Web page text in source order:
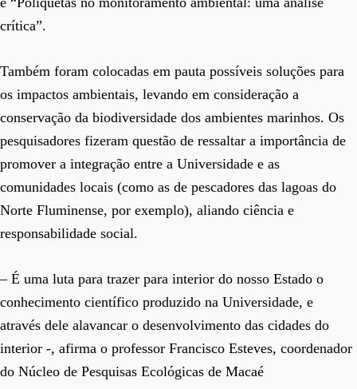
crítica”.
Também foram colocadas em pauta possíveis soluções para
os impactos ambientais, levando em consideração a
conservação da biodiversidade dos ambientes marinhos. Os
pesquisadores fizeram questão de ressaltar a importância de
promover a integração entre a Universidade e as
comunidades locais (como as de pescadores das lagoas do
Norte Fluminense, por exemplo), aliando ciência e
responsabilidade social.
– É uma luta para trazer para interior do nosso Estado o
conhecimento científico produzido na Universidade, e
através dele alavancar o desenvolvimento das cidades do
interior -, afirma o professor Francisco Esteves, coordenador
do Núcleo de Pesquisas Ecológicas de Macaé